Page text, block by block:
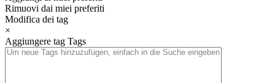
Rimuovi dai miei preferiti
Modifica dei tag
×
Aggiungere tag Tags